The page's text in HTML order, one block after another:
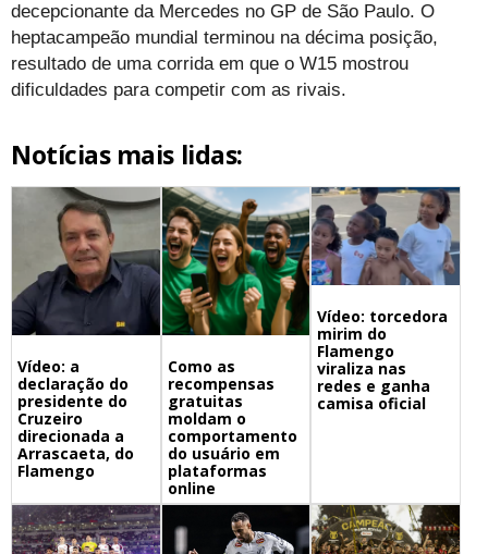
decepcionante da Mercedes no GP de São Paulo. O
heptacampeão mundial terminou na décima posição,
resultado de uma corrida em que o W15 mostrou
dificuldades para competir com as rivais.
Notícias mais lidas:
Vídeo: a
declaração do
presidente do
Cruzeiro
direcionada a
Arrascaeta, do
Flamengo
Como as
recompensas
gratuitas
moldam o
comportamento
do usuário em
plataformas
online
Vídeo: torcedora
mirim do
Flamengo
viraliza nas
redes e ganha
camisa oficial